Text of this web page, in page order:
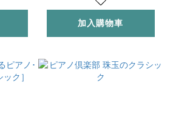
加入購物車